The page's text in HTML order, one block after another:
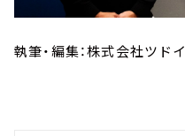
執筆・編集：株式会社ツドイ